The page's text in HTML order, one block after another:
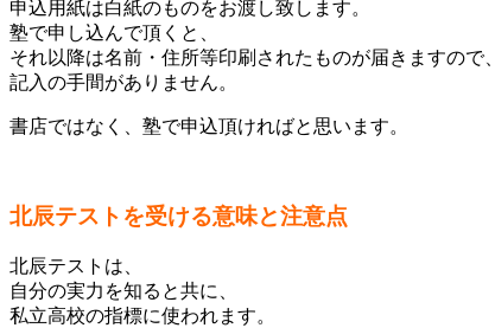
申込用紙は白紙のものをお渡し致します。
塾で申し込んで頂くと、
それ以降は名前・住所等印刷されたものが届きますので、
記入の手間がありません。
書店ではなく、塾で申込頂ければと思います。
北辰テストを受ける意味と注意点
北辰テストは、
自分の実力を知ると共に、
私立高校の指標に使われます。